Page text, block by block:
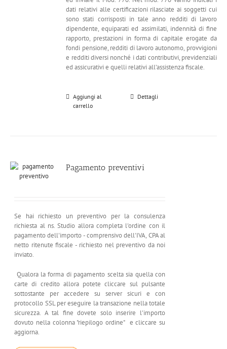
dati relativi alle certificazioni rilasciate ai soggetti cui
sono stati corrisposti in tale anno redditi di lavoro
dipendente, equiparati ed assimilati, indennità di fine
rapporto, prestazioni in forma di capitale erogate da
fondi pensione, redditi di lavoro autonomo, provvigioni
e redditi diversi nonché i dati contributivi, previdenziali
ed assicurativi e quelli relativi all’assistenza fiscale.
Aggiungi al
carrello
Dettagli
Pagamento preventivi
Se hai richiesto un preventivo per la consulenza
richiesta al ns. Studio allora completa l'ordine con il
pagamento dell'importo - comprensivo dell'IVA, CPA al
netto ritenute fiscale - richiesto nel preventivo da noi
inviato.
Qualora la forma di pagamento scelta sia quella con
carte di credito allora potete cliccare sul pulsante
sottostante per accedere su server sicuri e con
protocollo SSL per eseguire la transazione nella totale
sicurezza. A tal fine dovete solo inserire l'importo
dovuto nella colonna "riepilogo ordine" e cliccare su
aggiorna.